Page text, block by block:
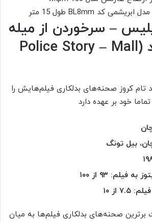
– سرخوردن از میله
در مرکز خرید (Police Story – Mall
بیل تونگ
فیلم: ۹۳ از ۱۰۰
صحنه‌های بدلکاری فیلم‌ها به میان